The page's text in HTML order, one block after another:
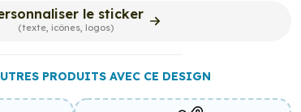
le sticker
(texte, icônes, logos)
PRODUITS AVEC CE DESIGN